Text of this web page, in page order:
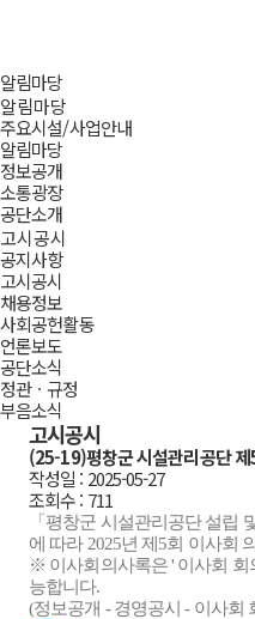
알림마당
홈
알림마당
주요시설/사업안내
알림마당
정보공개
소통광장
공단소개
고시공시
공지사항
고시공시
채용정보
사회공헌활동
언론보도
공단소식
정관ㆍ규정
부음소식
공유
insta
프린트고시공시
(25-19)평창군 시설관리공단
작성일 : 2025-05-27
조회수 : 711
「평창군 시설관리공단 설립
에 따라 2025년 제5회 이사회
※ 이사회의사록은 ' 이사회 회
능합니다.
(정보공개 - 경영공시 - 이사회